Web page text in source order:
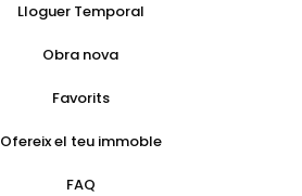
Lloguer Temporal
Obra nova
Favorits
Ofereix el teu immoble
FAQ